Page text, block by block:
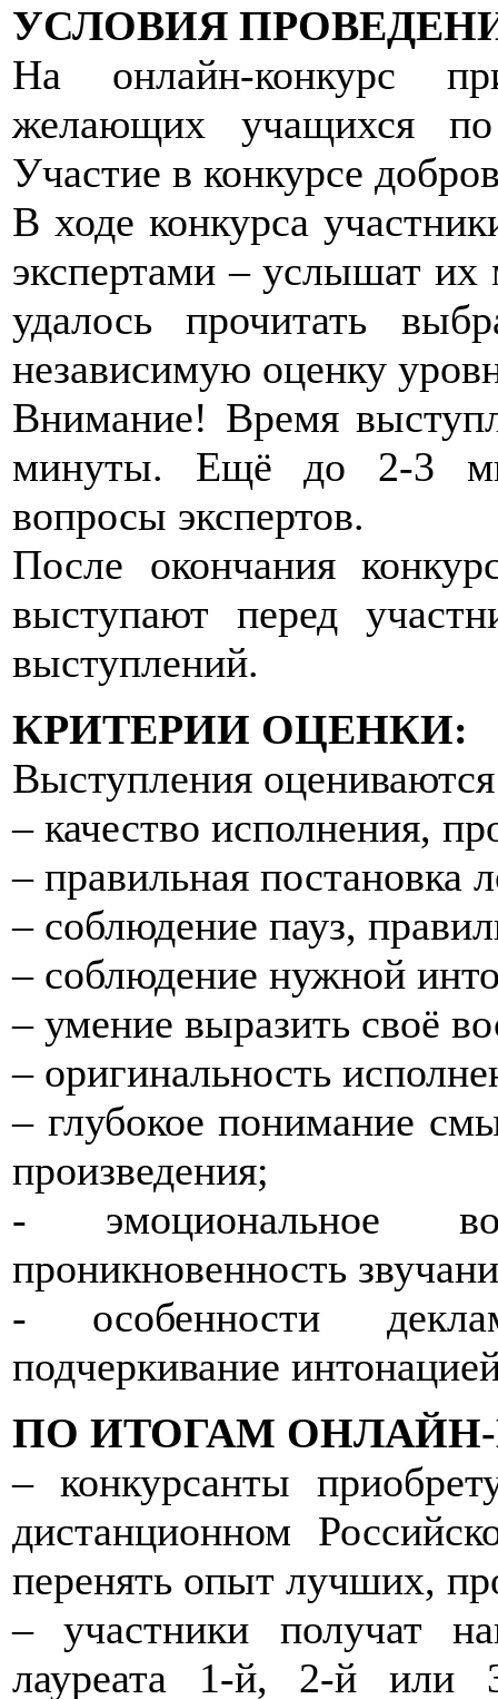
УСЛОВИЯ
На онлайн-конкурс
желающих учащихся
Участие в конкурсе
В ходе конкурса
экспертами – услышат их
удалось прочитать
независимую оценку
Внимание! Время
минуты. Ещё до 2-3
вопросы экспертов.
После окончания
выступают перед
выступлений.
КРИТЕРИИ ОЦЕНКИ:
Выступления
– качество исполнения,
– правильная постановка
– соблюдение пауз,
– соблюдение нужной
– умение выразить своё
– оригинальность
– глубокое понимание
произведения;
- эмоциональное
проникновенность
- особенности
подчеркивание
ПО ИТОГАМ
– конкурсанты
дистанционном
перенять опыт лучших,
– участники получат
лауреата 1-й, 2-й или